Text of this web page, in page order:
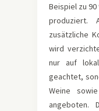
Beispiel zu
produziert.
zusätzliche
wird
nur auf
geachtet,
Weine
angeboten.